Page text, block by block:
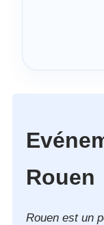
Rouen
Rouen est un